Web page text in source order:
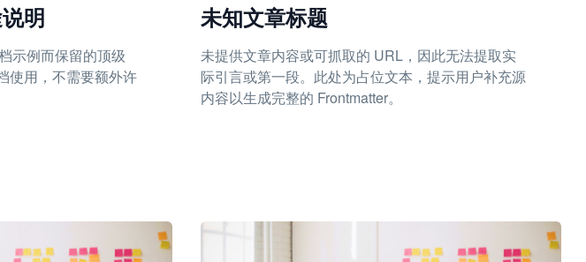
明
示例而保留的顶级
使用，不需要额外许
未知文章标题
未提供文章内容或可抓取的 URL，因此无法提取实
际引言或第一段。此处为占位文本，提示用户补充源
内容以生成完整的 Frontmatter。